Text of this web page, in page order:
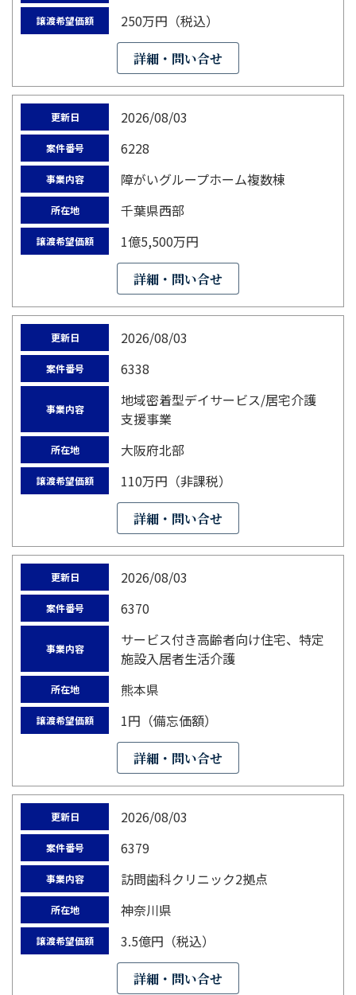
譲渡希望価額 250万円（税込）
詳細・問い合せ
更新日 2026/08/03
案件番号 6228
事業内容 障がいグループホーム複数棟
所在地 千葉県西部
譲渡希望価額 1億5,500万円
詳細・問い合せ
更新日 2026/08/03
案件番号 6338
事業内容
地域密着型デイサービス/居宅介護
支援事業
所在地 大阪府北部
譲渡希望価額 110万円（非課税）
詳細・問い合せ
更新日 2026/08/03
案件番号 6370
事業内容
サービス付き高齢者向け住宅、特定
施設入居者生活介護
所在地 熊本県
譲渡希望価額 1円（備忘価額）
詳細・問い合せ
更新日 2026/08/03
案件番号 6379
事業内容 訪問歯科クリニック2拠点
所在地 神奈川県
譲渡希望価額 3.5億円（税込）
詳細・問い合せ